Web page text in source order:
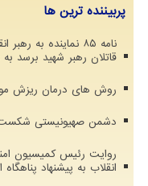
پربیننده ترین ها
نامه ۸۵ نماینده به
قاتلان رهبر شهید برسد
روش های درمان ریزش مو
دشمن صهیونیستی شکست
روایت رئیس کمیسیون
انقلاب به پیشنهاد پناهگاه